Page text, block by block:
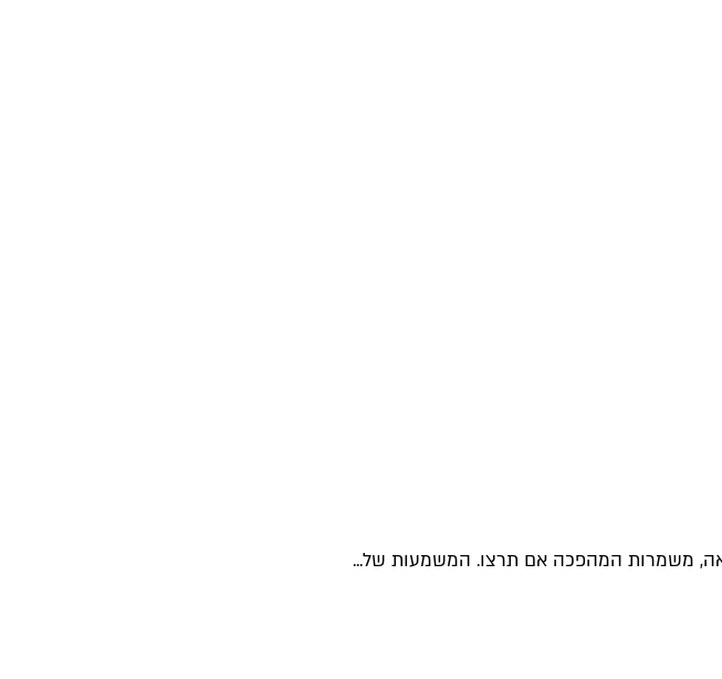
משמרות המהפכה אם תרצו. המשמעות של...